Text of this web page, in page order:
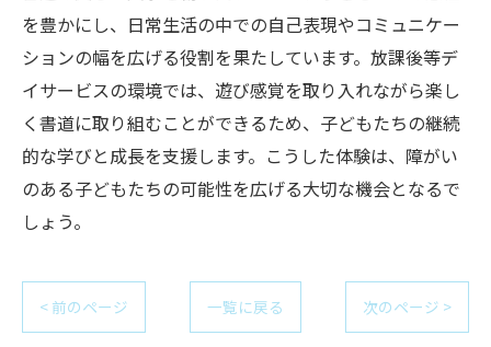
を豊かにし、日常生活の中での自己表現やコミュニケー
ションの幅を広げる役割を果たしています。放課後等デ
イサービスの環境では、遊び感覚を取り入れながら楽し
く書道に取り組むことができるため、子どもたちの継続
的な学びと成長を支援します。こうした体験は、障がい
のある子どもたちの可能性を広げる大切な機会となるで
しょう。
< 前のページ 一覧に戻る 次のページ >